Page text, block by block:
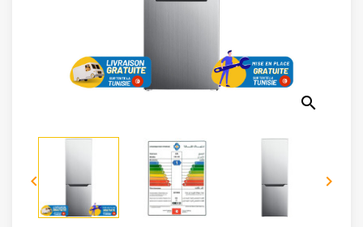
Bureautique
Sécurité
Mobilités
Loisirs
search
 